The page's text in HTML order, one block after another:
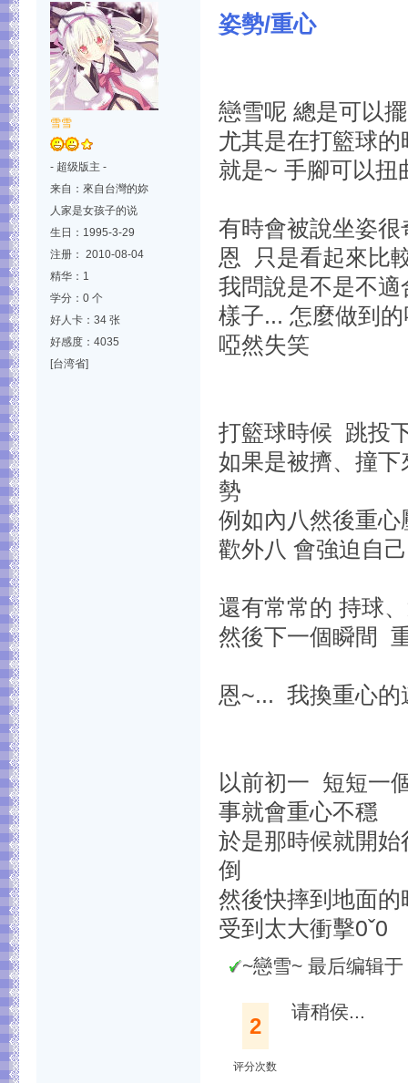
雪雪
- 超级版主 -
来自：來自台灣的妳
人家是女孩子的说
生日：1995-3-29
注册： 2010-08-04
精华：1
学分：0 个
好人卡：34 张
好感度：4035
[台湾省]
姿勢/重心
戀雪呢 總是可以
尤其是在打籃球的
就是~ 手腳可以扭
有時會被說坐姿很
恩 只是看起來比
我問說是不是不
樣子... 怎麼做到
啞然失笑
打籃球時候 跳投
如果是被擠、撞
勢
例如內八然後重
歡外八 會強迫自
還有常常的 持球
然後下一個瞬間
恩~... 我換重心的
以前初一 短短一
事就會重心不穩
於是那時候就開
倒
然後快摔到地面
受到太大衝擊0ˇ0
~戀雪~ 最后编辑
2
评分次数
请稍侯...